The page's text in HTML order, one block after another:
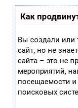
Как
Вы создали или
сайт, но не
сайта – это не
мероприятий,
посещаемости
поисковых
играх